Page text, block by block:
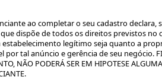
ao completar o seu cadastro declara,
dispõe de todos os direitos previstos no
legítimo seja quanto a
tal anúncio e gerência de seu negócio.
NÃO PODERÁ SER EM HIPOTESE